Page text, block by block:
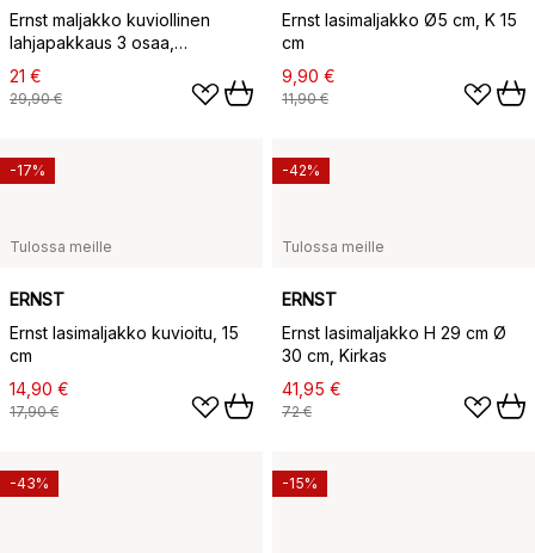
Ernst maljakko kuviollinen
lahjapakkaus 3 osaa,
Meripihka
21 €
29,90 €
Ernst lasimaljakko Ø5 cm, K 15
cm
9,90 €
11,90 €
Tulossa meille
ERNST
Ernst lasimaljakko kuvioitu, 15
cm
14,90 €
17,90 €
-17%
Tulossa meille
ERNST
Ernst lasimaljakko H 29 cm Ø
30 cm, Kirkas
41,95 €
72 €
-42%
-43% -15%